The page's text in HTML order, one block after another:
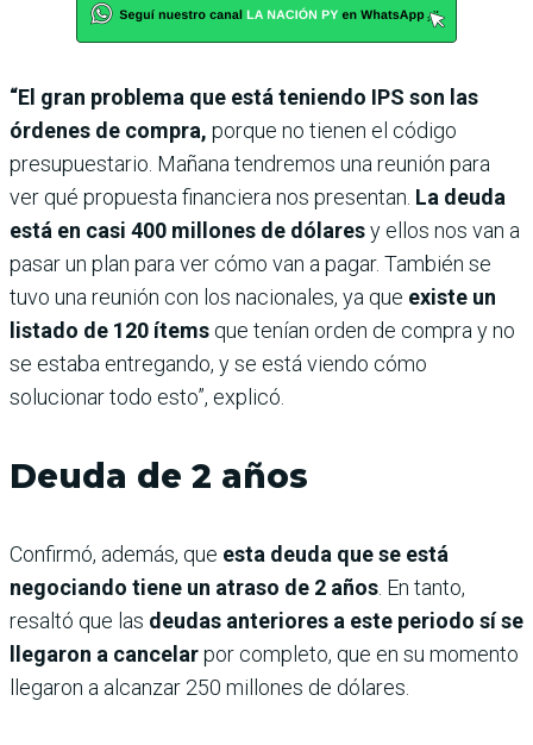
“El gran problema que está teniendo IPS son las
órdenes de compra, porque no tienen el código
presupuestario. Mañana tendremos una reunión para
ver qué propuesta financiera nos presentan. La deuda
está en casi 400 millones de dólaresy ellos nos van a
pasar un plan para ver cómo van a pagar. También se
tuvo una reunión con los nacionales, ya que existe un
listado de 120 ítems que tenían orden de compra y no
se estaba entregando, y se está viendo cómo
solucionar todo esto”, explicó.
Deuda de 2 años
Confirmó, además, que esta deuda que se está
negociando tiene un atraso de 2 años . En tanto,
resaltó que las deudas anteriores a este periodo sí se
llegaron a cancelarpor completo, que en su momento
llegaron a alcanzar 250 millones de dólares.